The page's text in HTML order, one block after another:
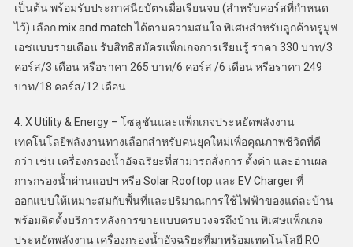
เป็นต้น พร้อมรับประกาศนียบัตรเมื่อเรียนจบ (สำหรับคอร์สที่กำหนด
ไว้) เลือก mix and match ได้ตามความสนใจ พิเศษสำหรับลูกค้าทรูมูฟ
เอชแบบรายเดือน รับสิทธิสมัครแพ็กเกจการเรียนรู้ ราคา 330 บาท/3
คอร์ส/3 เดือน หรือราคา 265 บาท/6 คอร์ส /6 เดือน หรือราคา 249
บาท/18 คอร์ส/12 เดือน
4. X Utility & Energy – โซลูชันและแพ็กเกจประหยัดพลังงาน
เทคโนโลยีพลังงานทางเลือกสำหรับคนยุคใหม่เพื่อคุณภาพชีวิตที่ดี
กว่า เช่น เครื่องกรองน้ำอัจฉริยะที่สามารถสั่งการ ตั้งค่า และอ่านผล
การกรองน้ำผ่านแอปฯ หรือ Solar Rooftop และ EV Charger ที่
ออกแบบให้เหมาะสมกับพื้นที่และปริมาณการใช้ไฟฟ้าของแต่ละบ้าน
พร้อมติดตั้งบริการหลังการขายแบบครบวงจรถึงบ้าน พิเศษแพ็กเกจ
ประหยัดพลังงาน เครื่องกรองน้ำอัจฉริยะที่มาพร้อมเทคโนโลยี RO